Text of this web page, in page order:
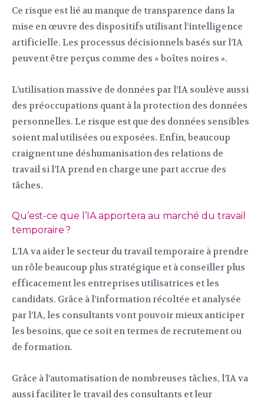
Ce risque est lié au manque de transparence dans la
mise en œuvre des dispositifs utilisant l’intelligence
artificielle. Les processus décisionnels basés sur l’IA
peuvent être perçus comme des « boîtes noires ».
L’utilisation massive de données par l’IA soulève aussi
des préoccupations quant à la protection des données
personnelles. Le risque est que des données sensibles
soient mal utilisées ou exposées. Enfin, beaucoup
craignent une déshumanisation des relations de
travail si l’IA prend en charge une part accrue des
tâches.
Qu’est-ce que l’IA apportera au marché du travail
temporaire ?
L’IA va aider le secteur du travail temporaire à prendre
un rôle beaucoup plus stratégique et à conseiller plus
efficacement les entreprises utilisatrices et les
candidats. Grâce à l’information récoltée et analysée
par l’IA, les consultants vont pouvoir mieux anticiper
les besoins, que ce soit en termes de recrutement ou
de formation.
Grâce à l’automatisation de nombreuses tâches, l’IA va
aussi faciliter le travail des consultants et leur